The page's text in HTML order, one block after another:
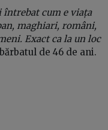
întrebat cum e viața
maghiari, români,
Exact ca la un loc
de 46 de ani.